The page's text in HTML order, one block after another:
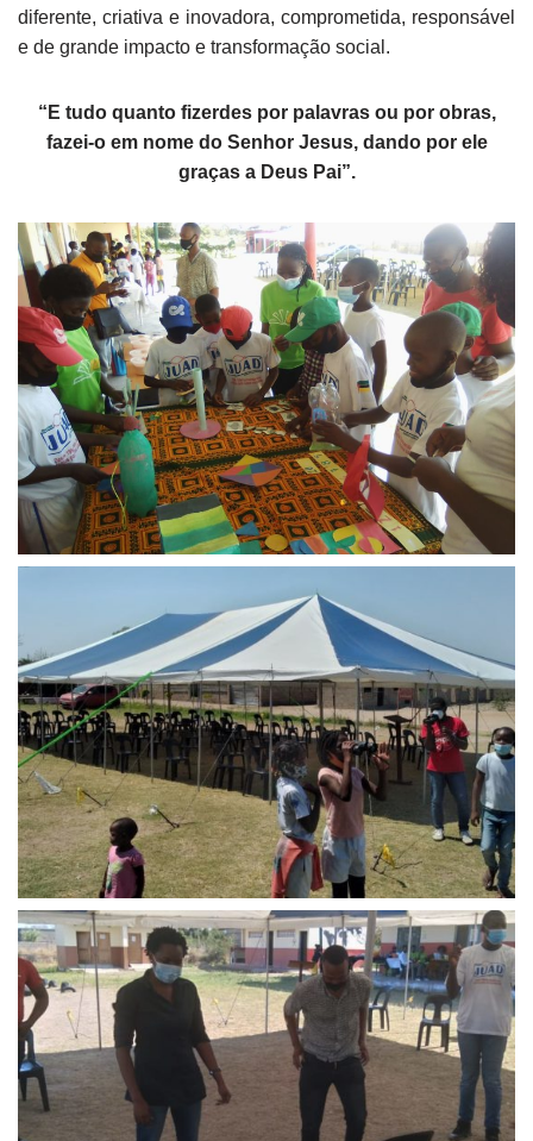
diferente, criativa e inovadora, comprometida, responsável
e de grande impacto e transformação social.
“E tudo quanto fizerdes por palavras ou por obras,
fazei-o em nome do Senhor Jesus, dando por ele
graças a Deus Pai”.